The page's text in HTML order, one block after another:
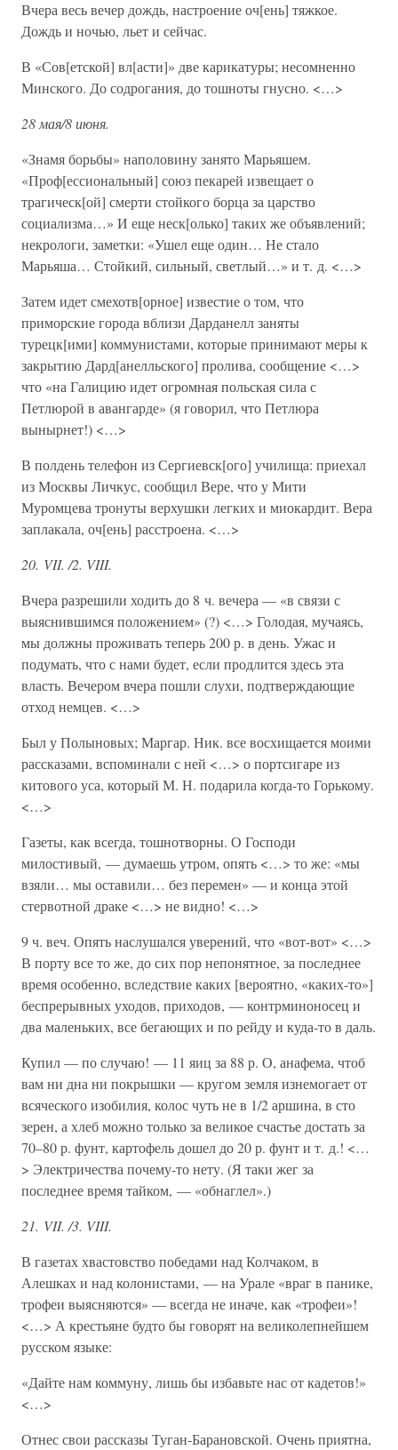
Вчера весь вечер дождь, настроение оч[ень] тяжкое.
Дождь и ночью, льет и сейчас.
В «Сов[етской] вл[асти]» две карикатуры; несомненно
Минского. До содрогания, до тошноты гнусно. <…>
28 мая/8 июня.
«Знамя борьбы» наполовину занято Марьяшем.
«Проф[ессиональный] союз пекарей извещает о
трагическ[ой] смерти стойкого борца за царство
социализма…» И еще неск[олько] таких же объявлений;
некрологи, заметки: «Ушел еще один… Не стало
Марьяша… Стойкий, сильный, светлый…» и т. д. <…>
Затем идет смехотв[орное] известие о том, что
приморские города вблизи Дарданелл заняты
турецк[ими] коммунистами, которые принимают меры к
закрытию Дард[анелльского] пролива, сообщение <…>
что «на Галицию идет огромная польская сила с
Петлюрой в авангарде» (я говорил, что Петлюра
вынырнет!) <…>
В полдень телефон из Сергиевск[ого] училища: приехал
из Москвы Личкус, сообщил Вере, что у Мити
Муромцева тронуты верхушки легких и миокардит. Вера
заплакала, оч[ень] расстроена. <…>
20. VII. /2. VIII.
Вчера разрешили ходить до 8 ч. вечера — «в связи с
выяснившимся положением» (?) <…> Голодая, мучаясь,
мы должны проживать теперь 200 р. в день. Ужас и
подумать, что с нами будет, если продлится здесь эта
власть. Вечером вчера пошли слухи, подтверждающие
отход немцев. <…>
Был у Полыновых; Маргар. Ник. все восхищается моими
рассказами, вспоминали с ней <…> о портсигаре из
китового уса, который М. Н. подарила когда-то Горькому.
<…>
Газеты, как всегда, тошнотворны. О Господи
милостивый, — думаешь утром, опять <…> то же: «мы
взяли… мы оставили… без перемен» — и конца этой
стервотной драке <…> не видно! <…>
9 ч. веч. Опять наслушался уверений, что «вот-вот» <…>
В порту все то же, до сих пор непонятное, за последнее
время особенно, вследствие каких [вероятно, «каких-то»]
беспрерывных уходов, приходов, — контрминоносец и
два маленьких, все бегающих и по рейду и куда-то в даль.
Купил — по случаю! — 11 яиц за 88 р. О, анафема, чтоб
вам ни дна ни покрышки — кругом земля изнемогает от
всяческого изобилия, колос чуть не в 1/2 аршина, в сто
зерен, а хлеб можно только за великое счастье достать за
70–80 р. фунт, картофель дошел до 20 р. фунт и т. д.! <…
> Электричества почему-то нету. (Я таки жег за
последнее время тайком, — «обнаглел».)
21. VII. /3. VIII.
В газетах хвастовство победами над Колчаком, в
Алешках и над колонистами, — на Урале «враг в панике,
трофеи выясняются» — всегда не иначе, как «трофеи»!
<…> А крестьяне будто бы говорят на великолепнейшем
русском языке:
«Дайте нам коммуну, лишь бы избавьте нас от кадетов!»
<…>
Отнес свои рассказы Туган-Барановской. Очень приятна,